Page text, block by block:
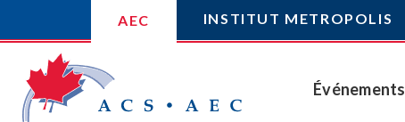
AEC INSTITUT METROPOLIS
Événements